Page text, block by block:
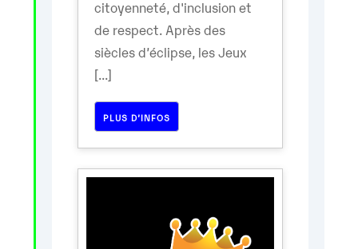
citoyenneté, d'inclusion et
de respect. Après des
siècles d’éclipse, les Jeux
[...]
PLUS D’INFOS